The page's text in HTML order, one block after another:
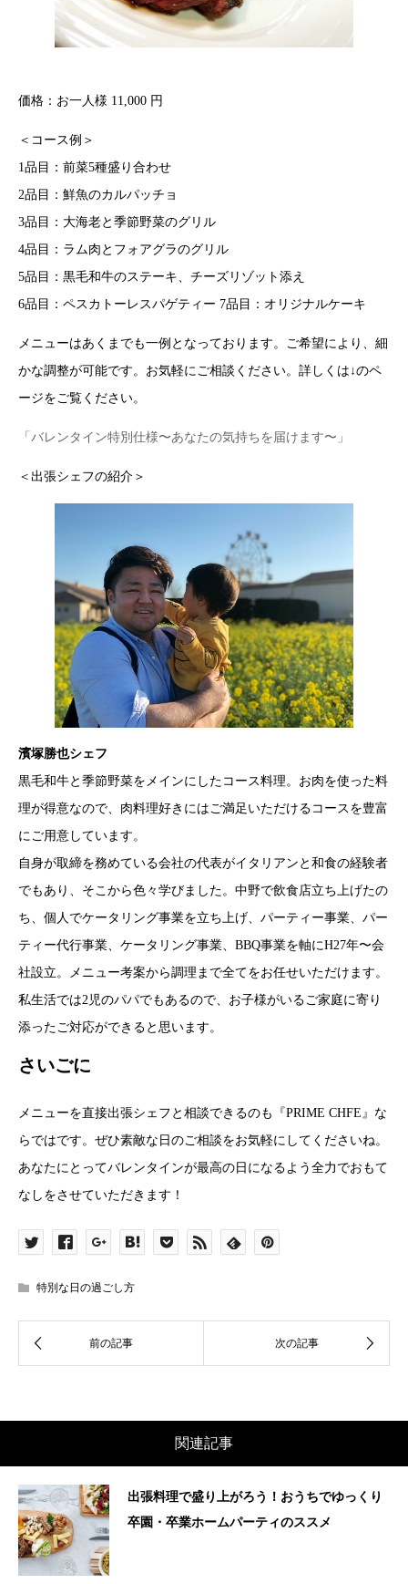
価格：お一人様 11,000 円
＜コース例＞
1品目：前菜5種盛り合わせ
2品目：鮮魚のカルパッチョ
3品目：大海老と季節野菜のグリル
4品目：ラム肉とフォアグラのグリル
5品目：黒毛和牛のステーキ、チーズリゾット添え
6品目：ペスカトーレスパゲティー 7品目：オリジナルケーキ
メニューはあくまでも一例となっております。ご希望により、細
かな調整が可能です。お気軽にご相談ください。詳しくは↓のペ
ージをご覧ください。
「バレンタイン特別仕様〜あなたの気持ちを届けます〜」
＜出張シェフの紹介＞
濱塚勝也シェフ
黒毛和牛と季節野菜をメインにしたコース料理。お肉を使った料
理が得意なので、肉料理好きにはご満足いただけるコースを豊富
にご用意しています。
自身が取締を務めている会社の代表がイタリアンと和食の経験者
でもあり、そこから色々学びました。中野で飲食店立ち上げたの
ち、個人でケータリング事業を立ち上げ、パーティー事業、パー
ティー代行事業、ケータリング事業、BBQ事業を軸にH27年〜会
社設立。メニュー考案から調理まで全てをお任せいただけます。
私生活では2児のパパでもあるので、お子様がいるご家庭に寄り
添ったご対応ができると思います。
さいごに
メニューを直接出張シェフと相談できるのも『PRIME CHFE』な
らではです。ぜひ素敵な日のご相談をお気軽にしてくださいね。
あなたにとってバレンタインが最高の日になるよう全力でおもて
なしをさせていただきます！
特別な日の過ごし方
関連記事
出張料理で盛り上がろう！おうちでゆっくり
卒園・卒業ホームパーティのススメ